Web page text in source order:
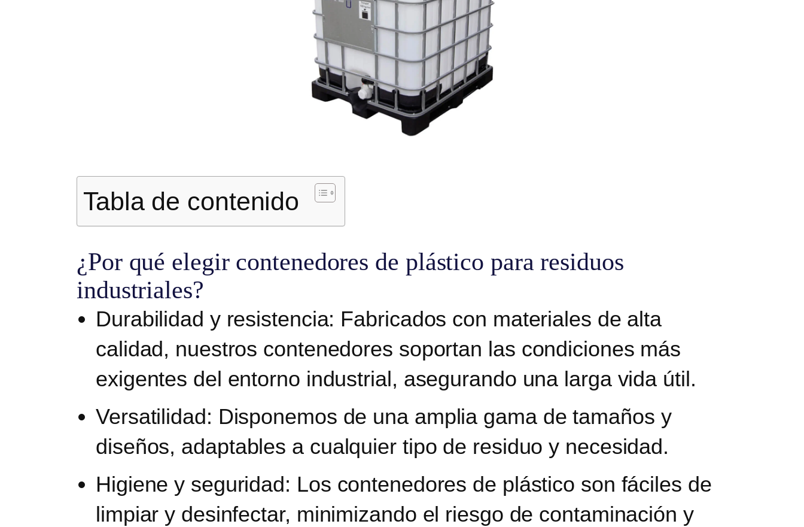
Tabla de contenido
¿Por qué elegir contenedores de plástico para residuos
industriales?
Durabilidad y resistencia: Fabricados con materiales de alta
calidad, nuestros contenedores soportan las condiciones más
exigentes del entorno industrial, asegurando una larga vida útil.
Versatilidad: Disponemos de una amplia gama de tamaños y
diseños, adaptables a cualquier tipo de residuo y necesidad.
Higiene y seguridad: Los contenedores de plástico son fáciles de
limpiar y desinfectar, minimizando el riesgo de contaminación y